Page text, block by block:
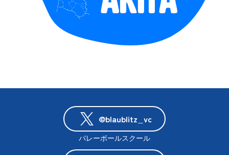
@blaublitz_vc
バレーボールスクール